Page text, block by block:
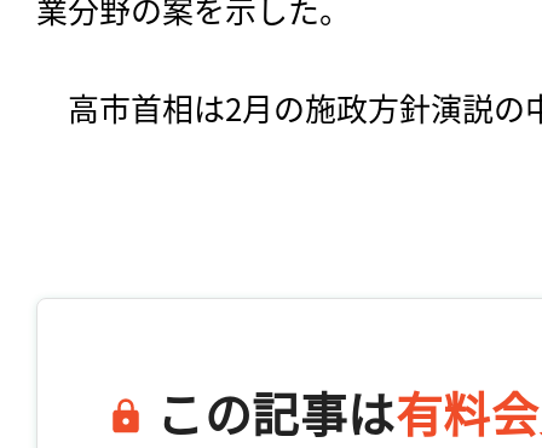
業分野の案を示した。
高市首相は2月の施政方針演説
この記事は有料